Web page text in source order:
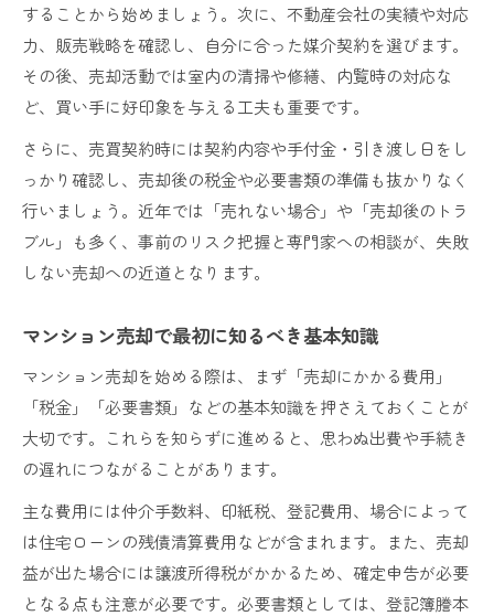
することから始めましょう。次に、不動産会社の実績や対応
力、販売戦略を確認し、自分に合った媒介契約を選びます。
その後、売却活動では室内の清掃や修繕、内覧時の対応な
ど、買い手に好印象を与える工夫も重要です。
さらに、売買契約時には契約内容や手付金・引き渡し日をし
っかり確認し、売却後の税金や必要書類の準備も抜かりなく
行いましょう。近年では「売れない場合」や「売却後のトラ
ブル」も多く、事前のリスク把握と専門家への相談が、失敗
しない売却への近道となります。
マンション売却で最初に知るべき基本知識
マンション売却を始める際は、まず「売却にかかる費用」
「税金」「必要書類」などの基本知識を押さえておくことが
大切です。これらを知らずに進めると、思わぬ出費や手続き
の遅れにつながることがあります。
主な費用には仲介手数料、印紙税、登記費用、場合によって
は住宅ローンの残債清算費用などが含まれます。また、売却
益が出た場合には譲渡所得税がかかるため、確定申告が必要
となる点も注意が必要です。必要書類としては、登記簿謄本